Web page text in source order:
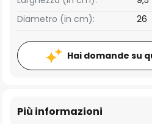
Diametro (in cm): 26
Hai domande su
Più informazioni